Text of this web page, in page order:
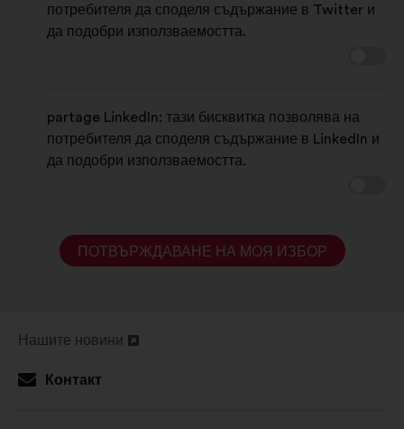
потребителя да споделя съдържание в Twitter и
да подобри използваемостта.
partage LinkedIn: тази бисквитка позволява на
потребителя да споделя съдържание в LinkedIn и
да подобри използваемостта.
ПОТВЪРЖДАВАНЕ НА МОЯ ИЗБОР
Нашите новини
в
Контакт